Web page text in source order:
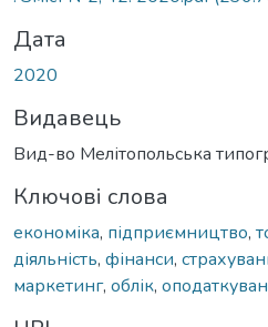
Дата
2020
Видавець
Вид-во Мелітопольська
Ключові слова
економіка, підприємництво,
діяльність, фінанси,
маркетинг, облік,